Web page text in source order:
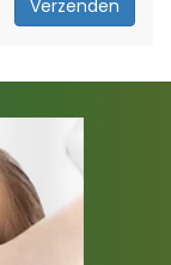
Verzenden